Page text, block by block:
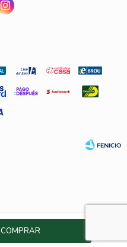
COMPRAR
